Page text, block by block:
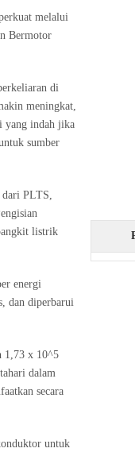
melalui
Bermotor
di
meningkat,
yang indah jika
sumber
dari PLTS,
listrik
energi
dan diperbarui
1,73 x 10^5
dalam
secara
untuk